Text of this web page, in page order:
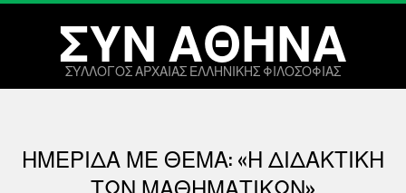
ΣΥΝ ΑΘΗΝΑ
ΣΥΛΛΟΓΟΣ ΑΡΧΑΙΑΣ ΕΛΛΗΝΙΚΗΣ ΦΙΛΟΣΟΦΙΑΣ
Menu
ΗΜΕΡΊΔΑ ΜΕ ΘΈΜΑ: «Η ΔΙΔΑΚΤΙΚΉ